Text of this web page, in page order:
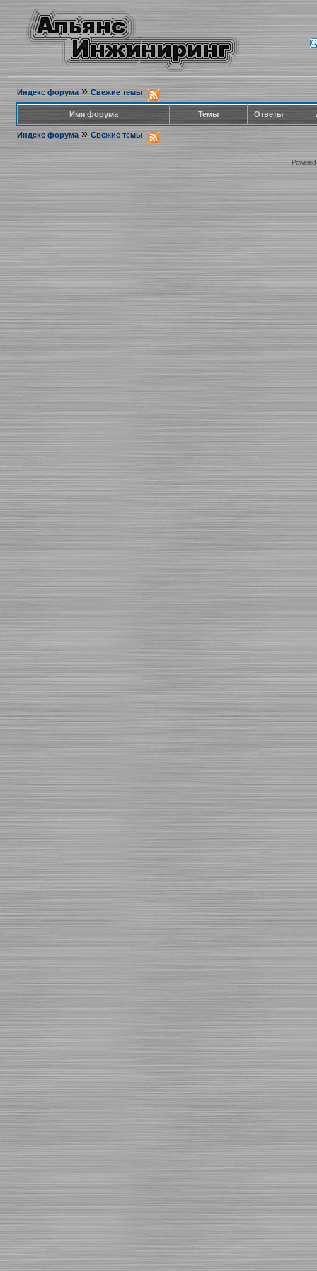
Индекс форума» Свежие темы
Имя форума Темы Ответы
Индекс форума » Свежие темы